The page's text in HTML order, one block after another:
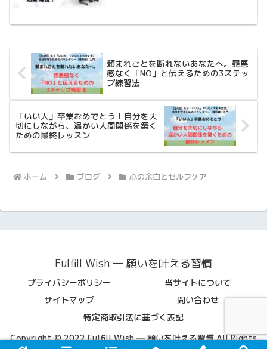
頼まれごとを断れないあなたへ。罪悪
感なく「NO」と伝えるための3ステッ
プ練習法
「いい人」卒業おめでとう！自分を大
切にしながら、温かい人間関係を築く
ための最終レッスン
ホーム ブログ 心の余白とセルフケア
Fulfill Wish ― 願いを叶える習慣
プライバシーポリシー
当サイトについて
サイトマップ
問い合わせ
特定商取引法に基づく表記
Copyright © 2022 Fulfill Wish ― 願いを叶える習慣 All Rights